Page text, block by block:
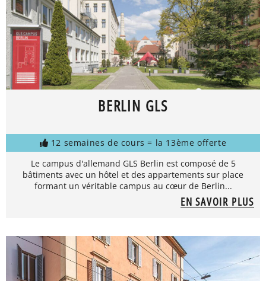
BERLIN GLS
12 semaines de cours = la 13ème offerte
Le campus d'allemand GLS Berlin est composé de 5
bâtiments avec un hôtel et des appartements sur place
formant un véritable campus au cœur de Berlin...
EN SAVOIR PLUS